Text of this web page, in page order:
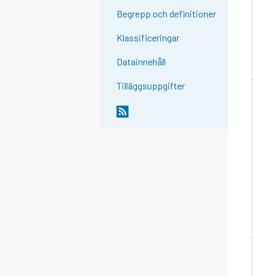
Begrepp och definitioner
Klassificeringar
Datainnehåll
Tilläggsuppgifter